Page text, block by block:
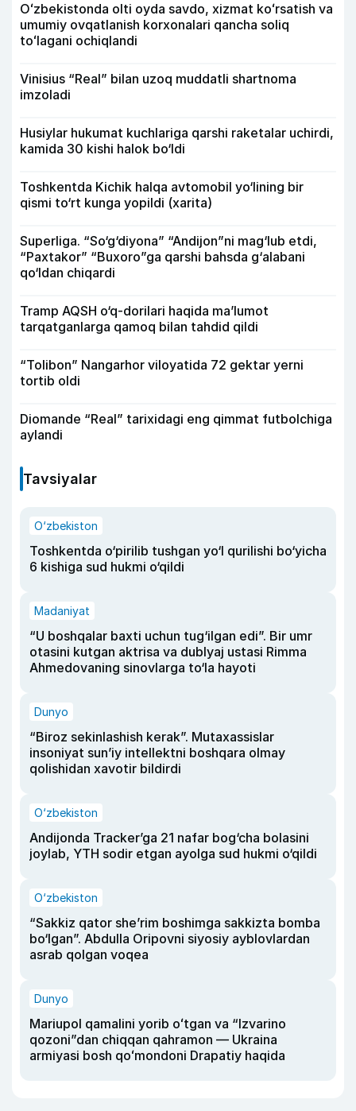
Oʻzbekistonda olti oyda savdo, xizmat koʻrsatish va
umumiy ovqatlanish korxonalari qancha soliq
toʻlagani ochiqlandi
Vinisius “Real” bilan uzoq muddatli shartnoma
imzoladi
Husiylar hukumat kuchlariga qarshi raketalar uchirdi,
kamida 30 kishi halok bo‘ldi
Toshkentda Kichik halqa avtomobil yo‘lining bir
qismi to‘rt kunga yopildi (xarita)
Superliga. “So‘g‘diyona” “Andijon”ni mag‘lub etdi,
“Paxtakor” “Buxoro”ga qarshi bahsda g‘alabani
qo‘ldan chiqardi
Tramp AQSH o‘q-dorilari haqida ma’lumot
tarqatganlarga qamoq bilan tahdid qildi
“Tolibon” Nangarhor viloyatida 72 gektar yerni
tortib oldi
Diomande “Real” tarixidagi eng qimmat futbolchiga
aylandi
Tavsiyalar
O‘zbekiston
Toshkentda o‘pirilib tushgan yo‘l qurilishi bo‘yicha
6 kishiga sud hukmi o‘qildi
Madaniyat
“U boshqalar baxti uchun tug‘ilgan edi”. Bir umr
otasini kutgan aktrisa va dublyaj ustasi Rimma
Ahmedovaning sinovlarga to‘la hayoti
Dunyo
“Biroz sekinlashish kerak”. Mutaxassislar
insoniyat sun’iy intellektni boshqara olmay
qolishidan xavotir bildirdi
O‘zbekiston
Andijonda Tracker’ga 21 nafar bog‘cha bolasini
joylab, YTH sodir etgan ayolga sud hukmi o‘qildi
O‘zbekiston
“Sakkiz qator she’rim boshimga sakkizta bomba
bo‘lgan”. Abdulla Oripovni siyosiy ayblovlardan
asrab qolgan voqea
Dunyo
Mariupol qamalini yorib oʻtgan va “Izvarino
qozoni”dan chiqqan qahramon — Ukraina
armiyasi bosh qoʻmondoni Drapatiy haqida